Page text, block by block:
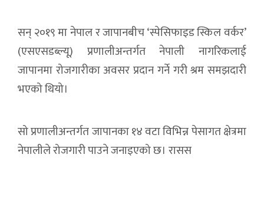
सन् २०१९ मा नेपाल र जापानबीच ‘स्पेसिफाइड स्किल वर्कर’
(एसएसडब्ल्यू) प्रणालीअन्तर्गत नेपाली नागरिकलाई
जापानमा रोजगारीका अवसर प्रदान गर्ने गरी श्रम समझदारी
भएको थियो।
सो प्रणालीअन्तर्गत जापानका १४ वटा विभिन्न पेसागत क्षेत्रमा
नेपालीले रोजगारी पाउने जनाइएको छ। रासस